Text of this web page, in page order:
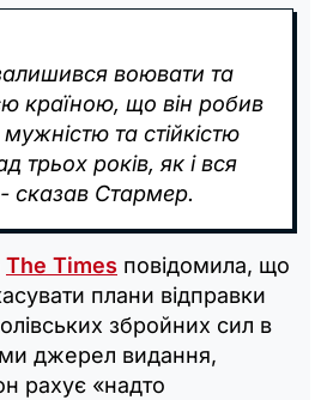
воювати та
країною, що він робив
та стійкістю
трьох років, як і вся
сказав Стармер.
The Times повідомила, що
плани відправки
збройних сил в
джерел видання,
рахує «надто